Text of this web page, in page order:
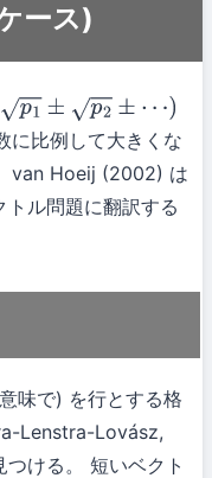
ース)
p2± ⋯)
に比例して大きくな
van Hoeij (2002) は
ル問題に翻訳する
味で) を行とする格
Lenstra-Lovász,
ける。 短いベクト